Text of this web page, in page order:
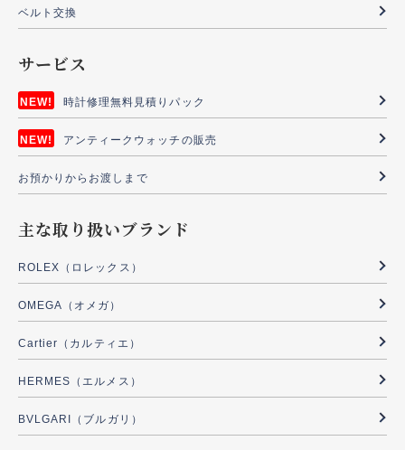
ベルト交換
サービス
時計修理無料見積りパック
アンティークウォッチの販売
お預かりからお渡しまで
主な取り扱いブランド
ROLEX（ロレックス）
OMEGA（オメガ）
Cartier（カルティエ）
HERMES（エルメス）
BVLGARI（ブルガリ）